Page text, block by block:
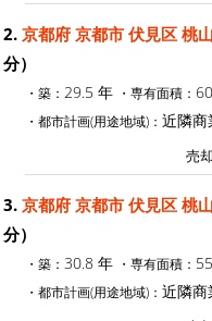
2. 京都府 京都市 伏見区 桃
分）
・築： 29.5 年 ・専有面積：
・都市計画(用途地域)： 近隣
売
3. 京都府 京都市 伏見区 桃
分）
・築： 30.8 年 ・専有面積：
・都市計画(用途地域)： 近隣